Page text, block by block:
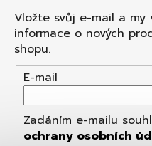
Vložte svůj e-mail a my
informace o nových
shopu.
E-mail
Zadáním e-mailu
ochrany osobních